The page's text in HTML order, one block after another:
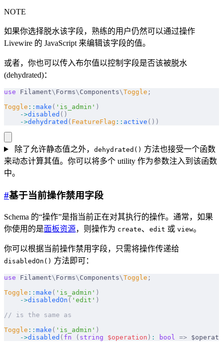
NOTE
如果你选择脱水该字段，熟练的用户仍然可以通过操作
Livewire 的 JavaScript 来编辑该字段的值。
或者，你也可以传入布尔值以控制字段是否该被脱水
(dehydrated)：
use Filament\ Forms\ Components\Toggle ;
Toggle :: make ( 'is_admin' )
    ->
disabled ()
    ->
dehydrated ( FeatureFlag :: active ())
除了允许静态值之外， dehydrated() 方法也接受一个函数
来动态计算其值。你可以将多个 utility 作为参数注入到该函数
中。
#基于当前操作禁用字段
Schema 的“操作”是指当前正在对其执行的操作。通常，如果
你使用的是面板资源，则操作为 create、 edit 或 view。
你可以根据当前操作禁用字段，只需将操作传递给
disabledOn() 方法即可：
use Filament\ Forms\ Components\Toggle ;
Toggle :: make ( 'is_admin' )
    ->
disabledOn ( 'edit' )
// is the same as
Toggle :: make ( 'is_admin' )
    ->
disabled ( fn ( string $operation ) : bool =>